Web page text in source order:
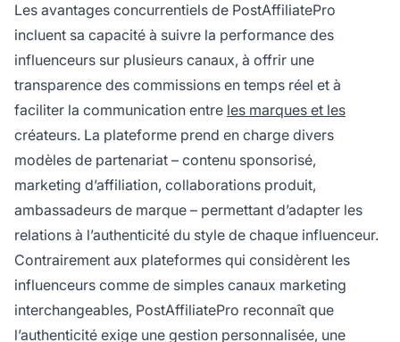
Les avantages concurrentiels de PostAffiliatePro
incluent sa capacité à suivre la performance des
influenceurs sur plusieurs canaux, à offrir une
transparence des commissions en temps réel et à
faciliter la communication entre les marques et les
créateurs. La plateforme prend en charge divers
modèles de partenariat – contenu sponsorisé,
marketing d’affiliation, collaborations produit,
ambassadeurs de marque – permettant d’adapter les
relations à l’authenticité du style de chaque influenceur.
Contrairement aux plateformes qui considèrent les
influenceurs comme de simples canaux marketing
interchangeables, PostAffiliatePro reconnaît que
l’authenticité exige une gestion personnalisée, une